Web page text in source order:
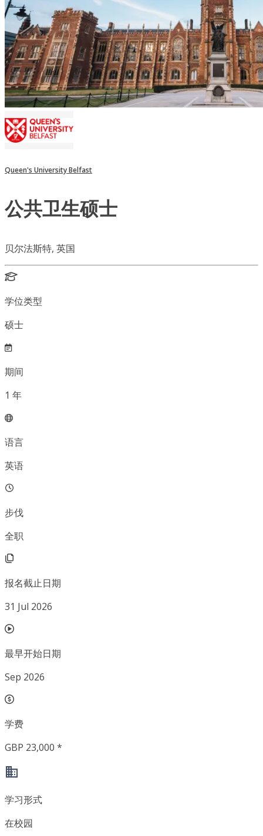
Queen's University Belfast
公共卫生硕士
贝尔法斯特, 英国
学位类型
硕士
期间
1 年
语言
英语
步伐
全职
报名截止日期
31 Jul 2026
最早开始日期
Sep 2026
学费
GBP 23,000 *
学习形式
在校园